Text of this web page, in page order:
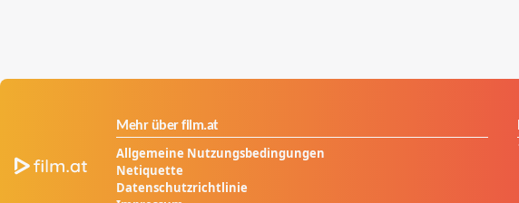
Mehr über film.at
Allgemeine Nutzungsbedingungen
Netiquette
Datenschutzrichtlinie